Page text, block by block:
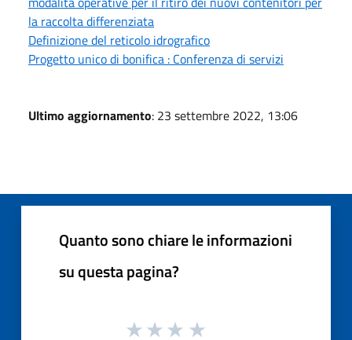
la raccolta differenziata
Definizione del reticolo idrografico
Progetto unico di bonifica : Conferenza di servizi
Ultimo aggiornamento: 23 settembre 2022, 13:06
Quanto sono chiare le informazioni
su questa pagina?